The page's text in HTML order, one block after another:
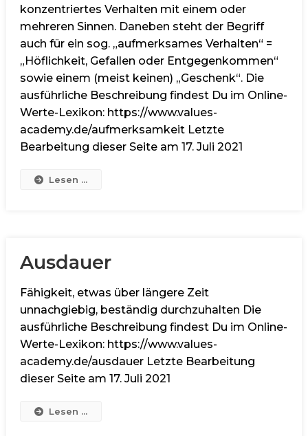
konzentriertes Verhalten mit einem oder
mehreren Sinnen. Daneben steht der Begriff
auch für ein sog. „aufmerksames Verhalten“ =
„Höflichkeit, Gefallen oder Entgegenkommen“
sowie einem (meist keinen) „Geschenk“. Die
ausführliche Beschreibung findest Du im Online-
Werte-Lexikon: https://www.values-
academy.de/aufmerksamkeit Letzte
Bearbeitung dieser Seite am 17. Juli 2021
Lesen ...
Ausdauer
Fähigkeit, etwas über längere Zeit
unnachgiebig, beständig durchzuhalten Die
ausführliche Beschreibung findest Du im Online-
Werte-Lexikon: https://www.values-
academy.de/ausdauer Letzte Bearbeitung
dieser Seite am 17. Juli 2021
Lesen ...